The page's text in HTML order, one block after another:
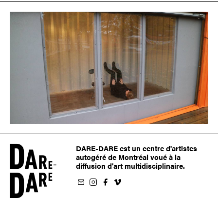
DARE-DARE est un centre d'artistes
autogéré de Montréal voué à la
diffusion d'art multidisciplinaire.
sur Instagram
sur Facebook
nous sur Vimeo